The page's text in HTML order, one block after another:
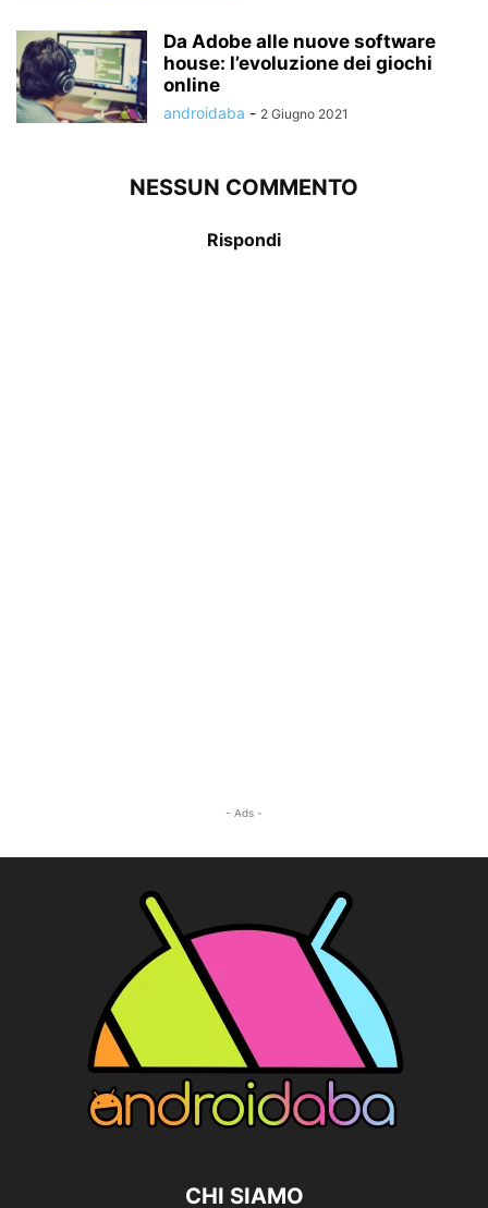
Da Adobe alle nuove software
house: l’evoluzione dei giochi
online
androidaba - 2 Giugno 2021
NESSUN COMMENTO
Rispondi
- Ads -
CHI SIAMO